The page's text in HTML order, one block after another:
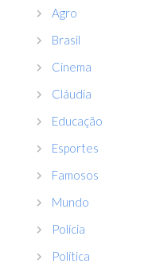
Agro
Brasil
Cinema
Cláudia
Educação
Esportes
Famosos
Mundo
Polícia
Política